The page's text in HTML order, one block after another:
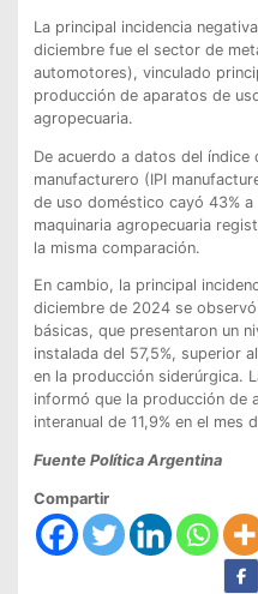
La principal incidencia
diciembre fue el sector de
automotores), vinculado
producción de aparatos de
agropecuaria.
De acuerdo a datos del índice
manufacturero (IPI
de uso doméstico cayó 43%
maquinaria agropecuaria
la misma comparación.
En cambio, la principal
diciembre de 2024 se
básicas, que presentaron un
instalada del 57,5%, superior
en la producción siderúrgica.
informó que la producción de
interanual de 11,9% en el mes
Fuente Política Argentina
Compartir